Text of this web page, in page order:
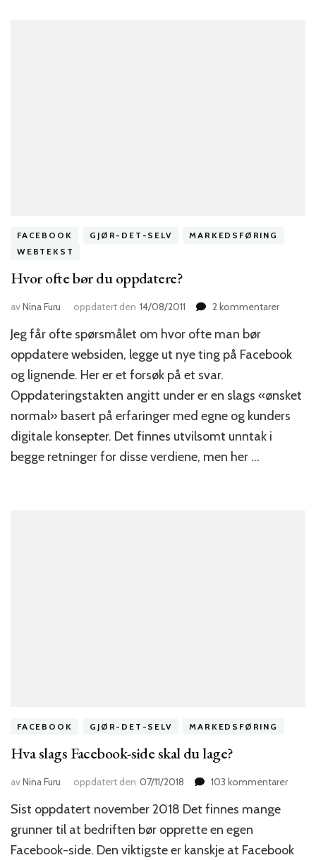
FACEBOOK GJØR-DET-SELV
MARKEDSFØRING
WEBTEKST
Hvor ofte bør du oppdatere?
avNina Furu oppdatert den 14/08/2011 2 kommentarertil
bør
Jeg får ofte spørsmålet om hvor ofte man bør
oppdatere websiden, legge ut nye ting på Facebook
og lignende. Her er et forsøk på et svar.
Oppdateringstakten angitt under er en slags «ønsket
normal» basert på erfaringer med egne og kunders
digitale konsepter. Det finnes utvilsomt unntak i
begge retninger for disse verdiene, men her …
FACEBOOK GJØR-DET-SELV MARKEDSFØRING
Hva slags Facebook-side skal du lage?
avNina Furu oppdatert den 07/11/2018 103 kommentarertil
skal
Sist oppdatert november 2018 Det finnes mange
grunner til at bedriften bør opprette en egen
Facebook-side. Den viktigste er kanskje at Facebook